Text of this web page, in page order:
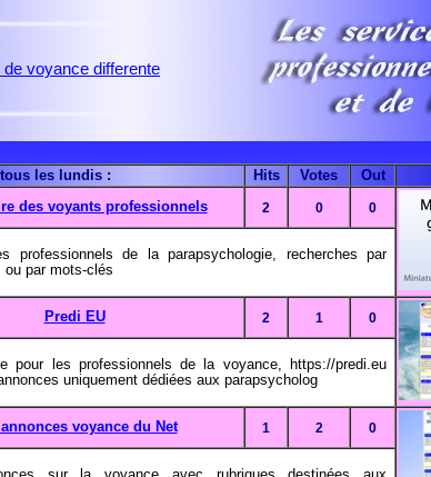
les lundis : Hits Votes
Out
des voyants professionnels
2 0 0
professionnels de la parapsychologie, recherches par
ou par mots-clés
Predi EU 2 1 0
pour les professionnels de la voyance, https://predi.eu
uniquement dédiées aux parapsycholog
annonces voyance du Net 1 2 0